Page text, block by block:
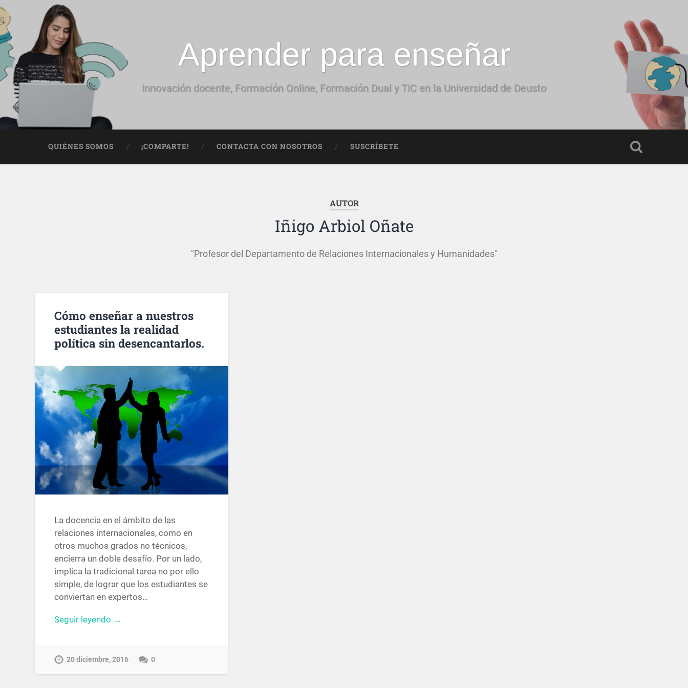
Aprender para enseñar
Innovación docente, Formación Online, Formación Dual y TIC en la Universidad de Deusto
QUIÉNES SOMOS ¡COMPARTE! CONTACTA CON NOSOTROS SUSCRÍBETE
AUTOR
Iñigo Arbiol Oñate
"Profesor del Departamento de Relaciones Internacionales y Humanidades"
Cómo enseñar a nuestros
estudiantes la realidad
política sin desencantarlos.
La docencia en el ámbito de las
relaciones internacionales, como en
otros muchos grados no técnicos,
encierra un doble desafío. Por un lado,
implica la tradicional tarea no por ello
simple, de lograr que los estudiantes se
conviertan en expertos…
Seguir leyendo →
20 diciembre, 2016 0